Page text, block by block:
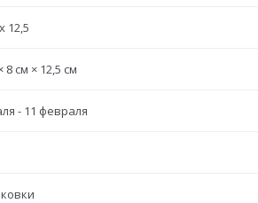
12,5
8 см × 12,5 см
- 11 февраля